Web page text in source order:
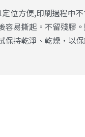
定位方便,印刷過程中
容易撕起。不留殘膠
保持乾淨、乾燥，以